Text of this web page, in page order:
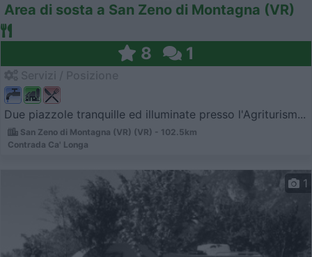
Area di sosta a San Zeno di Montagna (VR)
8 1
Due piazzole tranquille ed illuminate presso l'Agriturism...
San Zeno di Montagna (VR) (VR) - 102.5km
Contrada Ca' Longa
1